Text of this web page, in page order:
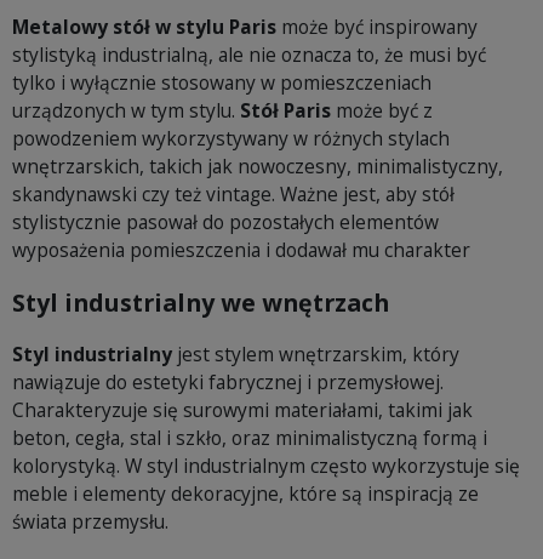
Metalowy stół w stylu Paris może być inspirowany
stylistyką industrialną, ale nie oznacza to, że musi być
tylko i wyłącznie stosowany w pomieszczeniach
urządzonych w tym stylu. Stół Paris może być z
powodzeniem wykorzystywany w różnych stylach
wnętrzarskich, takich jak nowoczesny, minimalistyczny,
skandynawski czy też vintage. Ważne jest, aby stół
stylistycznie pasował do pozostałych elementów
wyposażenia pomieszczenia i dodawał mu charakter
Styl industrialny we wnętrzach
Styl industrialny jest stylem wnętrzarskim, który
nawiązuje do estetyki fabrycznej i przemysłowej.
Charakteryzuje się surowymi materiałami, takimi jak
beton, cegła, stal i szkło, oraz minimalistyczną formą i
kolorystyką. W styl industrialnym często wykorzystuje się
meble i elementy dekoracyjne, które są inspiracją ze
świata przemysłu.